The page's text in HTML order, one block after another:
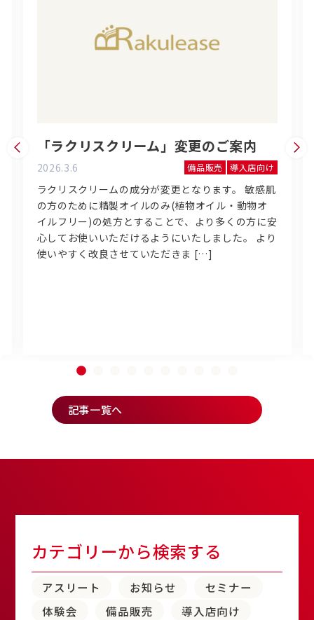
「ラクリスクリーム」変更のご案内
2026.3.6 備品販売 導入店向け
ラクリスクリームの成分が変更となります。 敏感肌
の方のために精製オイルのみ(植物オイル・動物オ
イルフリー)の処方とすることで、より多くの方に安
心してお使いいただけるようにいたしました。 より
使いやすく改良させていただきま […]
記事一覧へ
カテゴリーから検索する
アスリート お知らせ
セミナー
体験会
備品販売
導入店向け